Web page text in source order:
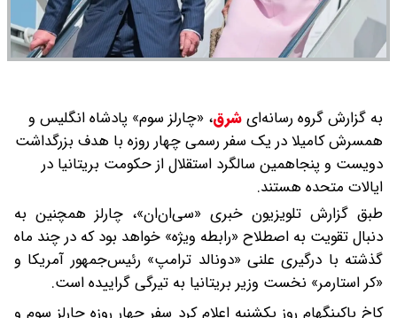
به گزارش گروه رسانه‌ایشرق، «چارلز سوم» پادشاه انگلیس و
همسرش کامیلا در یک سفر رسمی چهار روزه با هدف بزرگداشت
دویست و پنجاهمین سالگرد استقلال از حکومت بریتانیا در
ایالات متحده هستند.
طبق گزارش تلویزیون خبری «سی‌ان‌ان»، چارلز همچنین به
دنبال تقویت به اصطلاح «رابطه ویژه» خواهد بود که در چند ماه
گذشته با درگیری علنی «دونالد ترامپ» رئیس‌جمهور آمریکا و
«کر استارمر» نخست وزیر بریتانیا به تیرگی گراییده است.
کاخ باکینگهام روز یکشنبه اعلام کرد سفر چهار روزه چارلز سوم و